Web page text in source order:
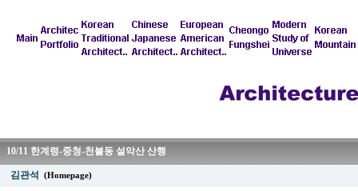
10/11 한계령-중청-천불동 설악산 산행
김관석 (Homepage)